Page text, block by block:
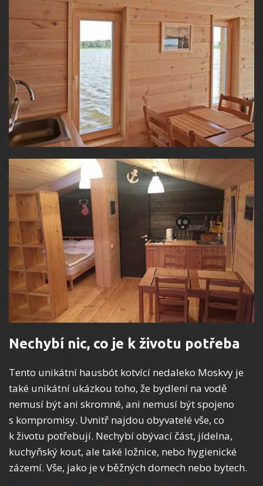
Nechybí nic, co je k životu potřeba
Tento unikátní hausbót kotvící nedaleko Moskvy je
také unikátní ukázkou toho, že bydlení na vodě
nemusí být ani skromné, ani nemusí být spojeno
s kompromisy. Uvnitř najdou obyvatelé vše, co
k životu potřebují. Nechybí obývací část, jídelna,
kuchyňský kout, ale také ložnice, nebo hygienické
zázemí. Vše, jako je v běžných domech nebo bytech.